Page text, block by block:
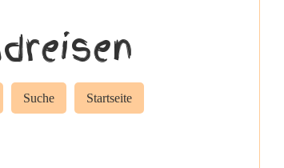
Suche Startseite